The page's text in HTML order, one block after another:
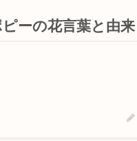
ーの花言葉と由来